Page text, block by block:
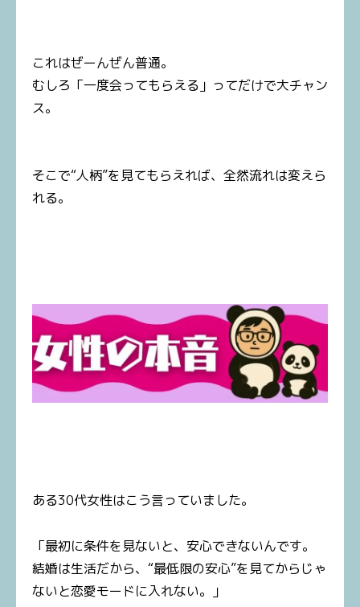
これはぜーんぜん普通。
むしろ「一度会ってもらえる」ってだけで大チャン
ス。
そこで“人柄”を見てもらえれば、全然流れは変えら
れる。
ある30代女性はこう言っていました。
「最初に条件を見ないと、安心できないんです。
結婚は生活だから、“最低限の安心”を見てからじゃ
ないと恋愛モードに入れない。」